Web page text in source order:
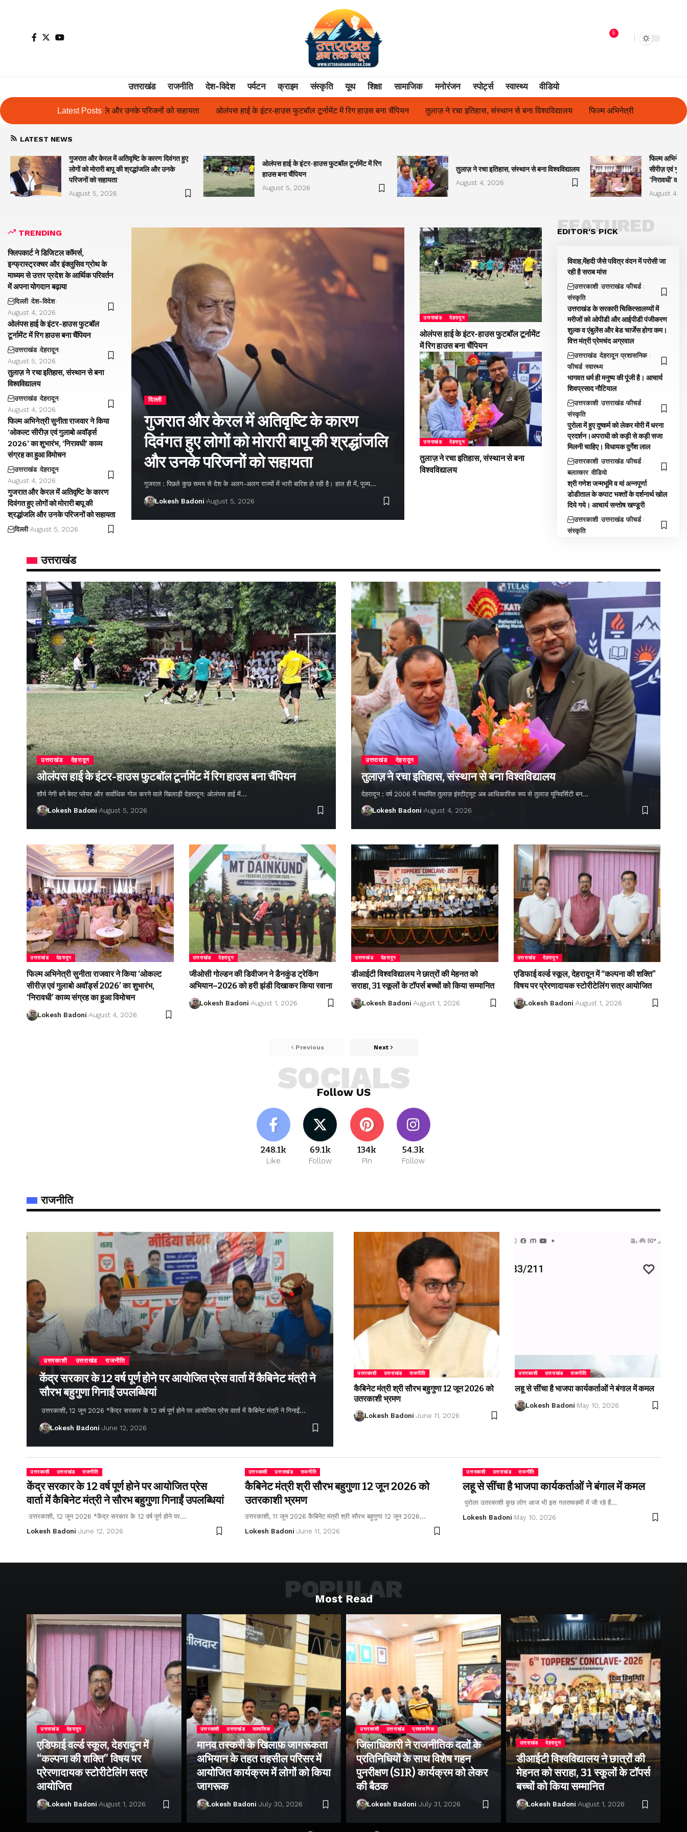
5
उत्तराखंड राजनीति देश-विदेश पर्यटन क्राइम संस्कृति यूथ शिक्षा सामाजिक मनोरंजन स्पोर्ट्स स्वास्थ्य वीडियो
Latest Posts
परिजनों को सहायता ओलंपस हाई के इंटर-हाउस फुटबॉल टूर्नामेंट में रिग हाउस बना चैंपियन तुलाज़ ने रचा इतिहास, संस्थान से बना विश्वविद्यालय फिल्म अभिनेत्री सुनीता राजवार ने किया ‘ओकल्ट सीरीज़ एवं गुलाबो अवॉर्ड्स
LATEST NEWS
गुजरात और केरल में अतिवृष्टि के कारण दिवंगत हुए
लोगों को मोरारी बापू की श्रद्धांजलि और उनके
परिजनों को सहायता
August 5, 2026
ओलंपस हाई के इंटर-हाउस फुटबॉल टूर्नामेंट में रिग
हाउस बना चैंपियन
August 5, 2026
तुलाज़ ने रचा इतिहास, संस्थान से बना विश्वविद्यालय
August 4, 2026
फिल्म
सीरीज़ एवं
‘निरावधी’
August 4,
TRENDING
फ्लिपकार्ट ने डिजिटल कॉमर्स,
इन्फ्रास्ट्रक्चर और इंक्लुसिव ग्रोथ के
माध्यम से उत्तर प्रदेश के आर्थिक परिवर्तन
में अपना योगदान बढ़ाया
दिल्ली देश-विदेश
August 4, 2026
ओलंपस हाई के इंटर-हाउस फुटबॉल
टूर्नामेंट में रिग हाउस बना चैंपियन
उत्तराखंड देहरादून
August 5, 2026
तुलाज़ ने रचा इतिहास, संस्थान से बना
विश्वविद्यालय
उत्तराखंड देहरादून
August 4, 2026
फिल्म अभिनेत्री सुनीता राजवार ने किया
‘ओकल्ट सीरीज़ एवं गुलाबो अवॉर्ड्स
2026’ का शुभारंभ, ‘निरावधी’ काव्य
संग्रह का हुआ विमोचन
उत्तराखंड देहरादून
August 4, 2026
गुजरात और केरल में अतिवृष्टि के कारण
दिवंगत हुए लोगों को मोरारी बापू की
श्रद्धांजलि और उनके परिजनों को सहायता
दिल्ली August 5, 2026
दिल्ली
गुजरात और केरल में अतिवृष्टि के कारण
दिवंगत हुए लोगों को मोरारी बापू की श्रद्धांजलि
और उनके परिजनों को सहायता
गुजरात : पिछले कुछ समय से देश के अलग-अलग राज्यों में भारी बारिश हो रही है। हाल ही में, पूज्य…
Lokesh Badoni August 5, 2026
उत्तराखंड देहरादून
ओलंपस हाई के इंटर-हाउस फुटबॉल टूर्नामेंट
में रिग हाउस बना चैंपियन
उत्तराखंड देहरादून
तुलाज़ ने रचा इतिहास, संस्थान से बना
विश्वविद्यालय
EDITOR'S PICK
FEATURED
विवाह,मेंहदी जैसे पवित्र वंदन में परोसी जा
रही है सराब मांस
उत्तरकाशी उत्तराखंड फीचर्ड
संस्कृति
उत्तराखंड के सरकारी चिकित्सालय्यों में
मरीजों को ओपीडी और आईपीडी पंजीकरण
शुल्क व एंबुलेंस और बेड चार्जेस होगा कम।
वित्त मंत्री प्रेमचंद अग्रवाल
उत्तराखंड देहरादून प्रशासनिक
फीचर्ड स्वास्थ्य
भागवत धर्म ही मनुष्य की पूंजी है। आचार्य
शिवप्रसाद नौटियाल
उत्तरकाशी उत्तराखंड फीचर्ड
संस्कृति
पुरोला में हुए दुष्कर्म को लेकर मोरी में धरना
प्रदर्शन।अपराधी को कड़ी से कड़ी सजा
मिलनी चाहिए। विधायक दुर्गेश लाल
उत्तरकाशी उत्तराखंड फीचर्ड
बलात्कार वीडियो
श्री गणेश जन्मभूमि व मां अन्नपूर्णा
डोडीताल के कपाट भक्तों के दर्शनार्थ खोल
दिये गये। आचार्य सन्तोष खण्डूरी
उत्तरकाशी उत्तराखंड फीचर्ड
संस्कृति
उत्तराखंड
उत्तराखंड देहरादून
ओलंपस हाई के इंटर-हाउस फुटबॉल टूर्नामेंट में रिग हाउस बना चैंपियन
शौर्य नेगी बने बेस्ट प्लेयर और सर्वाधिक गोल करने वाले खिलाड़ी देहरादून: ओलंपस हाई में…
Lokesh Badoni August 5, 2026
उत्तराखंड देहरादून
तुलाज़ ने रचा इतिहास, संस्थान से बना विश्वविद्यालय
देहरादून : वर्ष 2006 में स्थापित तुलाज़ इंस्टीट्यूट अब आधिकारिक रूप से तुलाज़ यूनिवर्सिटी बन…
Lokesh Badoni August 4, 2026
उत्तराखंड देहरादून
फिल्म अभिनेत्री सुनीता राजवार ने किया ‘ओकल्ट
सीरीज़ एवं गुलाबो अवॉर्ड्स 2026’ का शुभारंभ,
‘निरावधी’ काव्य संग्रह का हुआ विमोचन
Lokesh Badoni August 4, 2026
उत्तराखंड देहरादून
जीओसी गोल्डन की डिवीजन ने डैनकुंड ट्रेकिंग
अभियान–2026 को हरी झंडी दिखाकर किया रवाना
Lokesh Badoni August 1, 2026
उत्तराखंड देहरादून
डीआईटी विश्वविद्यालय ने छात्रों की मेहनत को
सराहा, 31 स्कूलों के टॉपर्स बच्चों को किया सम्मानित
Lokesh Badoni August 1, 2026
उत्तराखंड देहरादून
एडिफाई वर्ल्ड स्कूल, देहरादून में “कल्पना की शक्ति”
विषय पर प्रेरणादायक स्टोरीटेलिंग सत्र आयोजित
Lokesh Badoni August 1, 2026
Previous Next
Follow US
SOCIALS
248.1k
Like
69.1k
Follow
134k
Pin
54.3k
Follow
राजनीति
उत्तरकाशी उत्तराखंड राजनीति
केंद्र सरकार के 12 वर्ष पूर्ण होने पर आयोजित प्रेस वार्ता में कैबिनेट मंत्री ने
सौरभ बहुगुणा गिनाईं उपलब्धियां
उत्तरकाशी, 12 जून 2026 *केंद्र सरकार के 12 वर्ष पूर्ण होने पर आयोजित प्रेस वार्ता में कैबिनेट मंत्री ने गिनाईं…
Lokesh Badoni June 12, 2026
उत्तरकाशी उत्तराखंड राजनीति
कैबिनेट मंत्री श्री सौरभ बहुगुणा 12 जून 2026 को
उतरकाशी भ्रमण
Lokesh Badoni June 11, 2026
उत्तरकाशी उत्तराखंड राजनीति
लहू से सींचा है भाजपा कार्यकर्ताओं ने बंगाल में कमल
Lokesh Badoni May 10, 2026
उत्तरकाशी उत्तराखंड राजनीति
केंद्र सरकार के 12 वर्ष पूर्ण होने पर आयोजित प्रेस
वार्ता में कैबिनेट मंत्री ने सौरभ बहुगुणा गिनाईं उपलब्धियां
उत्तरकाशी, 12 जून 2026 *केंद्र सरकार के 12 वर्ष पूर्ण होने पर…
Lokesh Badoni June 12, 2026
उत्तरकाशी उत्तराखंड राजनीति
कैबिनेट मंत्री श्री सौरभ बहुगुणा 12 जून 2026 को
उतरकाशी भ्रमण
उत्तरकाशी, 11 जून 2026 कैबिनेट मंत्री श्री सौरभ बहुगुणा 12 जून 2026…
Lokesh Badoni June 11, 2026
उत्तरकाशी उत्तराखंड राजनीति
लहू से सींचा है भाजपा कार्यकर्ताओं ने बंगाल में कमल
पुरोला उतरकाशी कुछ लोग आज भी इस गलतफहमी में जी रहे हैं…
Lokesh Badoni May 10, 2026
Most Read
POPULAR
उत्तराखंड देहरादून
एडिफाई वर्ल्ड स्कूल, देहरादून में
“कल्पना की शक्ति” विषय पर
प्रेरणादायक स्टोरीटेलिंग सत्र
आयोजित
Lokesh Badoni August 1, 2026
उत्तरकाशी उत्तराखंड सामाजिक
मानव तस्करी के खिलाफ जागरूकता
अभियान के तहत तहसील परिसर में
आयोजित कार्यक्रम में लोगों को किया
जागरूक
Lokesh Badoni July 30, 2026
उत्तरकाशी उत्तराखंड प्रशासनिक
जिलाधिकारी ने राजनीतिक दलों के
प्रतिनिधियों के साथ विशेष गहन
पुनरीक्षण (SIR) कार्यक्रम को लेकर
की बैठक
Lokesh Badoni July 31, 2026
उत्तराखंड देहरादून
डीआईटी विश्वविद्यालय ने छात्रों की
मेहनत को सराहा, 31 स्कूलों के टॉपर्स
बच्चों को किया सम्मानित
Lokesh Badoni August 1, 2026